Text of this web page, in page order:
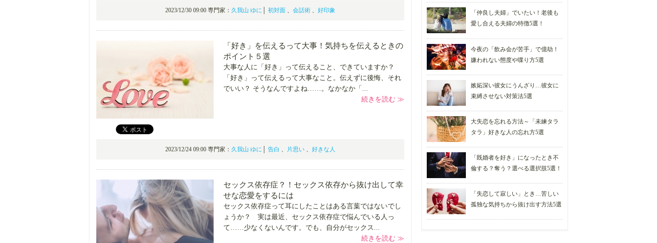
2023/12/30 09:00 専門家： 久我山 ゆに 初対面 、 会話術 、 好印象
「好き」を伝えるって大事！気持ちを伝えるときの
ポイント５選
大事な人に「好き」って伝えること、できていますか？
「好き」って伝えるって大事なこと。伝えずに後悔、それ
でいい？ そうなんですよね……。なかなか「...
続きを読む ≫
2023/12/24 09:00 専門家： 久我山 ゆに 告白 、 片思い 、 好きな人
セックス依存症？！セックス依存から抜け出して幸
せな恋愛をするには
セックス依存症って耳にしたことはある言葉ではないでし
ょうか？ 実は最近、セックス依存症で悩んでいる人っ
て……少なくないんです。でも、自分がセックス...
続きを読む ≫
「仲良し夫婦」でいたい！老後も
愛し合える夫婦の特徴5選！
今夜の「飲み会が苦手」で億劫！
嫌われない態度や喋り方5選
嫉妬深い彼女にうんざり…彼女に
束縛させない対策法5選
大失恋を忘れる方法～「未練タラ
タラ」好きな人の忘れ方5選
「既婚者を好き」になったとき不
倫する？奪う？選べる選択肢5選！
「失恋して寂しい」とき…苦しい
孤独な気持ちから抜け出す方法5選